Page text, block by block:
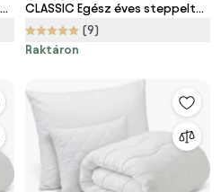
CLASSIC Egész éves steppelt
paplan 140 x 200 cm párnával
70 x 90 cm
(9)
Raktáron